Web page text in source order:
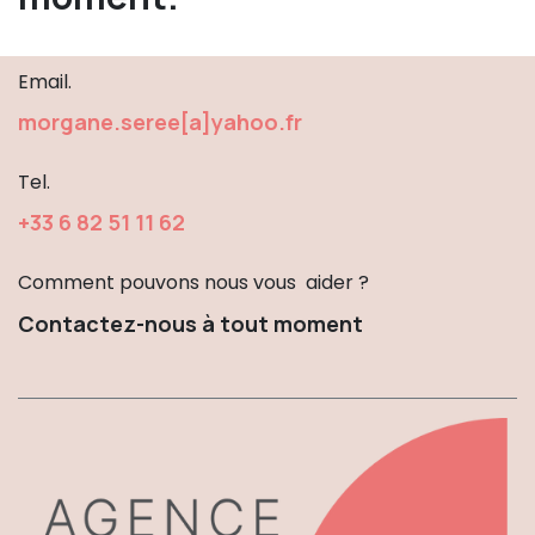
Email.
morgane.seree[a]yahoo.fr
Tel.
+33 6 82 51 1​1 62
Comment pouvons nous vous aider ?
Contactez-nous à tout moment